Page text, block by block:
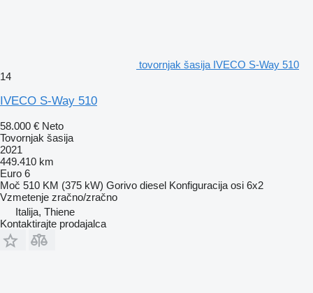
tovornjak šasija IVECO S-Way 510
14
IVECO S-Way 510
58.000 € Neto
Tovornjak šasija
2021
449.410 km
Euro 6
Moč 510 KM (375 kW) Gorivo diesel Konfiguracija osi 6x2
Vzmetenje zračno/zračno
Italija, Thiene
Kontaktirajte prodajalca